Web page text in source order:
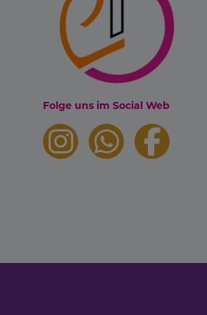
Folge uns im Social Web